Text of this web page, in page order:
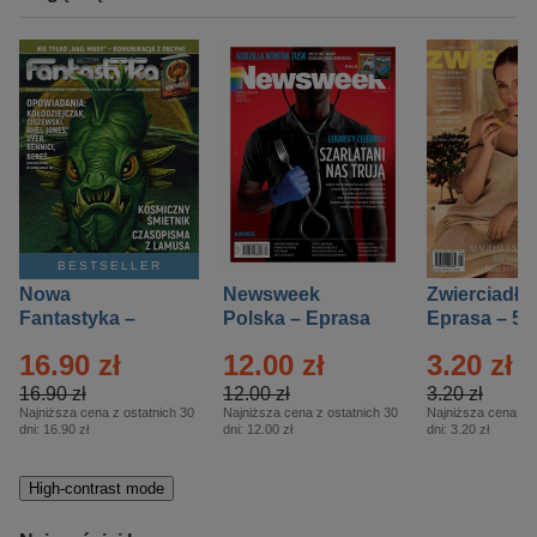
BESTSELLER
Nowa
Fantastyka –
16.90 zł
16.90 zł
Najniższa cena z ostatnich 30
dni: 16.90 zł
Newsweek
Polska – Eprasa
12.00 zł
12.00 zł
Najniższa cena z ostatnich 30
dni: 12.00 zł
Zwierciadło
Eprasa – 5/
3.20 zł
3.20 zł
Najniższa cena z
dni: 3.20 zł
High-contrast mode